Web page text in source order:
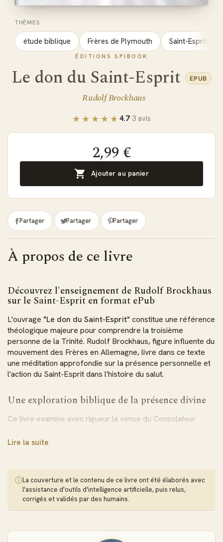
THÈMES
étude biblique Frères de Plymouth Saint-Esprit
ÉDITIONS SPIBOOK
Le don du Saint-Esprit EPUB
Rudolf Brockhaus
4.7·3 avis
2,99 €
 Ajouter au panier
Partager Partager Partager
À propos de ce livre
Découvrez l'enseignement de Rudolf Brockhaus
sur le Saint-Esprit en format ePub
L'ouvrage "Le don du Saint-Esprit" constitue une référence
théologique majeure pour comprendre la troisième
personne de la Trinité. Rudolf Brockhaus, figure influente du
mouvement des Frères en Allemagne, livre dans ce texte
une méditation approfondie sur la présence personnelle et
l'action du Saint-Esprit dans l'histoire du salut.
Une exploration biblique de la présence divine
Ce livre examine avec rigueur la venue du Consolateur
Saint-Esprit, descendu lors de la Pentecôte après l'œuvre
dans le Nouveau Testament.
Les thématiques développées dans l'ePub
L'analyse couvre plusieurs dimensions essentielles : la
Lire la suite
ⓘLa couverture et le contenu de ce livre ont été élaborés avec
l'assistance d'outils d'intelligence artificielle, puis relus,
corrigés et validés par des humains.